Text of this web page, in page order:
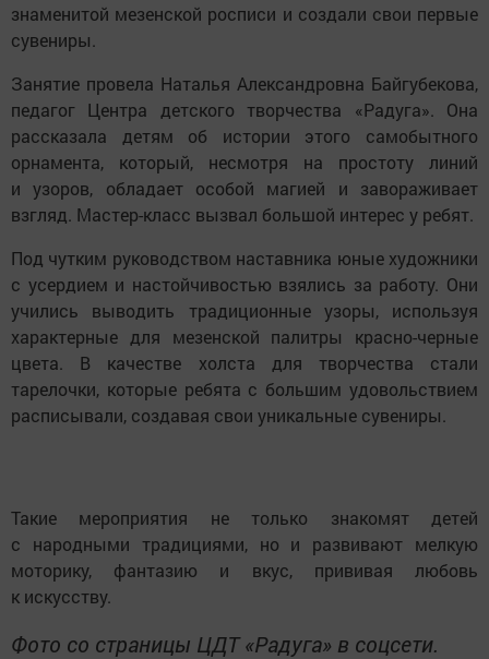
знаменитой мезенской росписи и создали свои первые
сувениры.
Занятие провела Наталья Александровна Байгубекова,
педагог Центра детского творчества «Радуга». Она
рассказала детям об истории этого самобытного
орнамента, который, несмотря на простоту линий
и узоров, обладает особой магией и завораживает
взгляд. Мастер-класс вызвал большой интерес у ребят.
Под чутким руководством наставника юные художники
с усердием и настойчивостью взялись за работу. Они
учились выводить традиционные узоры, используя
характерные для мезенской палитры красно-черные
цвета. В качестве холста для творчества стали
тарелочки, которые ребята с большим удовольствием
расписывали, создавая свои уникальные сувениры.
Такие мероприятия не только знакомят детей
с народными традициями, но и развивают мелкую
моторику, фантазию и вкус, прививая любовь
к искусству.
Фото со страницы ЦДТ «Радуга» в соцсети.